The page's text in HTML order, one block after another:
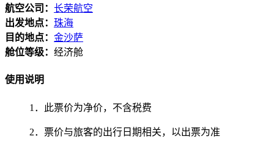
航空公司： 长荣航空
出发地点： 珠海
目的地点： 金沙萨
舱位等级： 经济舱
使用说明
1．此票价为净价，不含税费
2．票价与旅客的出行日期相关，以出票为准